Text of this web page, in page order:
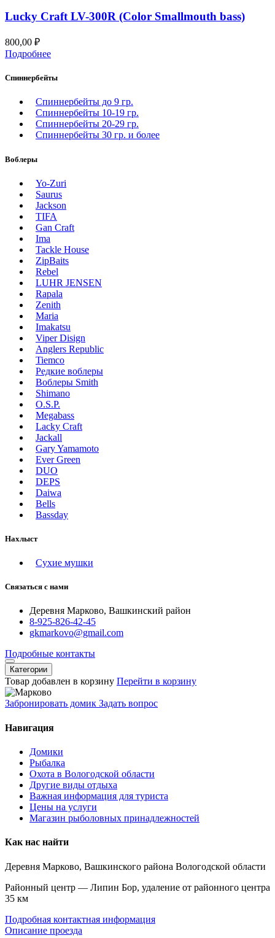
Lucky Craft LV-300R (Color Smallmouth bass)
800,00 ₽
Подробнее
Спиннербейты
Спиннербейты до 9 гр.
Спиннербейты 10-19 гр.
Спиннербейты 20-29 гр.
Спиннербeйты 30 гр. и более
Воблеры
Yo-Zuri
Saurus
Jackson
TIFA
Gan Craft
Ima
Tackle House
ZipBaits
Rebel
LUHR JENSEN
Rapala
Zenith
Maria
Imakatsu
Viper Disign
Anglers Republic
Tiemco
Редкие воблеры
Воблеры Smith
Shimano
O.S.P.
Megabass
Lacky Craft
Jackall
Gary Yamamoto
Ever Green
DUO
DEPS
Daiwa
Bells
Bassday
Нахлыст
Сухие мушки
Связаться с нами
Деревня Марково, Вашкинский район
8-925-826-42-45
gkmarkovo@gmail.com
Подробные контакты
Категории
Товар добавлен в корзину Перейти в корзину
Забронировать домик Задать вопрос
Навигация
Домики
Рыбалка
Охота в Вологодской области
Другие виды отдыха
Важная информация для туриста
Цены на услуги
Магазин рыболовных принадлежностей
Как нас найти
Деревня Марково, Вашкинского района Вологодской области
Районный центр — Липин Бор, удаление от районного центра
35 км
Подробная контактная информация
Описание проезда